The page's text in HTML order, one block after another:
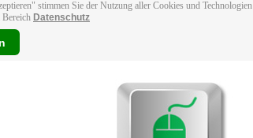
stimmen Sie der Nutzung aller Cookies und Technologien
Datenschutz